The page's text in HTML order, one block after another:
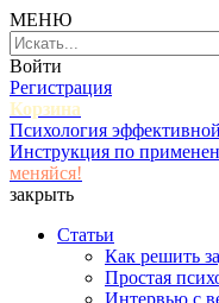
МЕНЮ
Войти
Регистрация
Корзина
Психология
Инструкция по
меняйся!
закрыть
Статьи
Как решить
Простая
Интервью с